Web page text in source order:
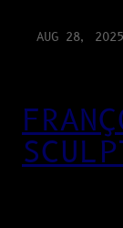
AUG 28, 2025